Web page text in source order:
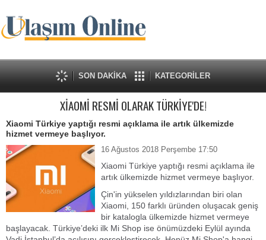
SON DAKİKA KATEGORİLER
XİAOMİ RESMİ OLARAK TÜRKİYE'DE!
Xiaomi Türkiye yaptığı resmi açıklama ile artık ülkemizde
hizmet vermeye başlıyor.
16 Ağustos 2018 Perşembe 17:50
Xiaomi Türkiye yaptığı resmi açıklama ile
artık ülkemizde hizmet vermeye başlıyor.
Çin'in yükselen yıldızlarından biri olan
Xiaomi, 150 farklı üründen oluşacak geniş
bir katalogla ülkemizde hizmet vermeye
başlayacak. Türkiye’deki ilk Mi Shop ise önümüzdeki Eylül ayında